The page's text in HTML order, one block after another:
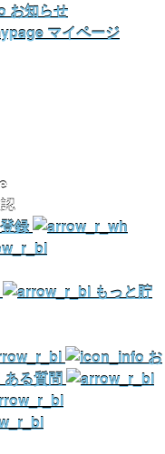
お知らせ
マイページ
録
もっと貯
お
ある質問